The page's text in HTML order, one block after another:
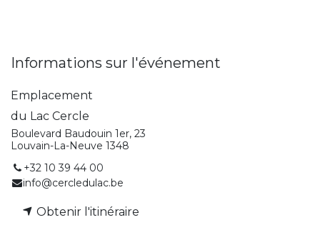
Informations sur l'événement
Emplacement
du Lac Cercle
Boulevard Baudouin 1er, 23
Louvain-La-Neuve 1348
+32 10 39 44 00
info@cercledulac.be
Obtenir l'itinéraire